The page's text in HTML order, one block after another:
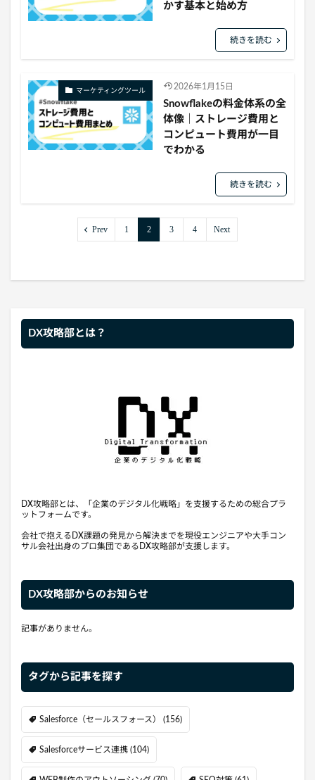
かす基本と始め方
続きを読む
マーケティングツール 2026年1月15日
Snowflakeの料金体系の全
体像｜ストレージ費用と
コンピュート費用が一目
でわかる
続きを読む
Prev 1 2 3 4 Next
DX攻略部とは？
DX攻略部とは、「企業のデジタル化戦略」を支援するための総合プラ
ットフォームです。
会社で抱えるDX課題の発見から解決までを現役エンジニアや大手コン
サル会社出身のプロ集団であるDX攻略部が支援します。
DX攻略部からのお知らせ
記事がありません。
タグから記事を探す
Salesforce（セールスフォース） (156)
Salesforceサービス連携 (104)